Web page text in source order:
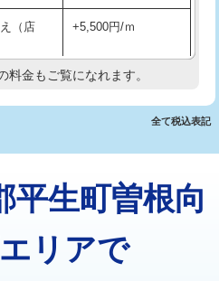
/3ｍ超
し作業） 11,000円~
66,000円
超え） 38,500円
（店
+5,500円/ｍ
現地調査
33,000円
+3,300円
8,800円
料金もご覧になれます。
全て税込表記
平生町曽根向
リアで